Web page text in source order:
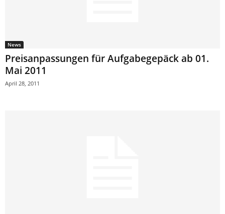
News
Preisanpassungen für Aufgabegepäck ab 01.
Mai 2011
April 28, 2011